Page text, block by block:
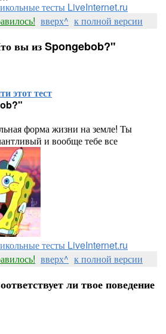
тесты LiveInternet.ru
вверх^ к полной версии
вы из Spongebob?"
этот тест
форма жизни на земле! Ты
и вообще тебе все
тесты LiveInternet.ru
вверх^ к полной версии
ли твое поведение